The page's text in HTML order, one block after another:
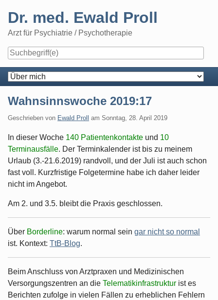
content
Dr. med. Ewald Proll
Arzt für Psychiatrie / Psychotherapie
Navigation
Wahnsinnswoche 2019:17
Geschrieben von Ewald Proll am Sonntag, 28. April 2019
In dieser Woche 140 Patientenkontakte und 10
Terminausfälle. Der Terminkalender ist bis zu meinem
Urlaub (3.-21.6.2019) randvoll, und der Juli ist auch schon
fast voll. Kurzfristige Folgetermine habe ich daher leider
nicht im Angebot.
Am 2. und 3.5. bleibt die Praxis geschlossen.
Über Borderline: warum normal sein gar nicht so normal
ist. Kontext: TtB-Blog.
Beim Anschluss von Arztpraxen und Medizinischen
Versorgungszentren an die Telematikinfrastruktur ist es
Berichten zufolge in vielen Fällen zu erheblichen Fehlern